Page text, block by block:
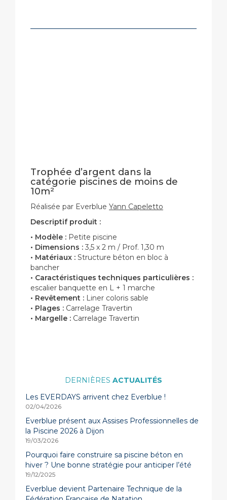
Trophée d’argent dans la
catégorie piscines de moins de
10m²
Réalisée par Everblue Yann Capeletto
Descriptif produit :
• Modèle : Petite piscine
• Dimensions : 3,5 x 2 m / Prof. 1,30 m
• Matériaux : Structure béton en bloc à
bancher
• Caractéristiques techniques particulières :
escalier banquette en L + 1 marche
• Revêtement : Liner coloris sable
• Plages : Carrelage Travertin
• Margelle : Carrelage Travertin
ACTUALITÉS
Les EVERDAYS arrivent chez Everblue !
02/04/2026
Everblue présent aux Assises Professionnelles de
la Piscine 2026 à Dijon
19/03/2026
Pourquoi faire construire sa piscine béton en
hiver ? Une bonne stratégie pour anticiper l’été
19/12/2025
Everblue devient Partenaire Technique de la